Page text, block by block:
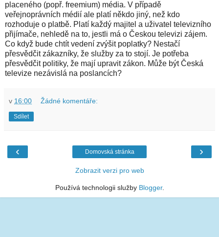
placeného (popř. freemium) média. V případě
veřejnoprávních médií ale platí někdo jiný, než kdo
rozhoduje o platbě. Platí každý majitel a uživatel televizního
přijímače, nehledě na to, jestli má o Českou televizi zájem.
Co když bude chtít vedení zvýšit poplatky? Nestačí
přesvědčit zákazníky, že služby za to stojí. Je potřeba
přesvědčit politiky, že mají upravit zákon. Může být Česká
televize nezávislá na poslancích?
v 16:00 Žádné komentáře:
Sdílet
‹ ›
Domovská stránka
Zobrazit verzi pro web
Používá technologii služby Blogger.